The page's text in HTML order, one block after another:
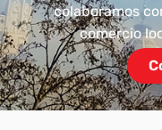
colaboramos
comercio